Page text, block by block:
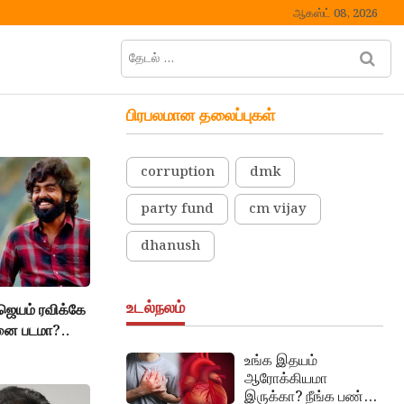
ஆகஸ்ட் 08, 2026
தேடல்
… M
ஜெயம் ரவிக்கே
படமா?..
பிரபலமான தலைப்புகள்
corruption
dmk
party fund
cm vijay
dhanush
உடல்நலம்
உங்க இதயம்
ஆரோக்கியமா
இருக்கா? நீங்க பண்ண